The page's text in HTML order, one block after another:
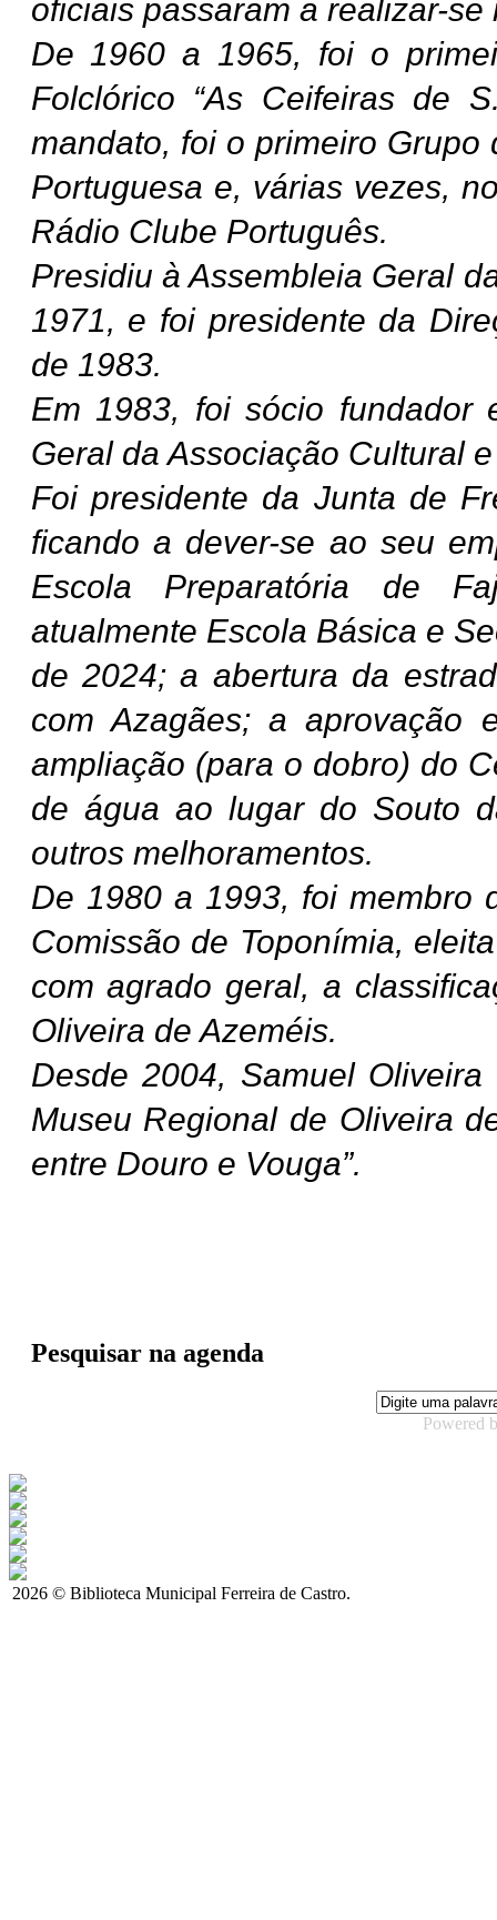
oficiais passaram a realizar-
De 1960 a 1965, foi o
Folclórico “As Ceifeiras de
mandato, foi o primeiro
Portuguesa e, várias vezes,
Rádio Clube Português.
Presidiu à Assembleia Geral
1971, e foi presidente da
de 1983.
Em 1983, foi sócio fundador
Geral da Associação Cultural
Foi presidente da Junta de
ficando a dever-se ao seu
Escola Preparatória de
atualmente Escola Básica e
de 2024; a abertura da
com Azagães; a aprovação
ampliação (para o dobro) do
de água ao lugar do Souto
outros melhoramentos.
De 1980 a 1993, foi membro
Comissão de Toponímia,
com agrado geral, a
Oliveira de Azeméis.
Desde 2004, Samuel
Museu Regional de Oliveira
entre Douro e Vouga”.
Pesquisar na agenda
Powered
2026 © Biblioteca Municipal Ferreira de Castro.